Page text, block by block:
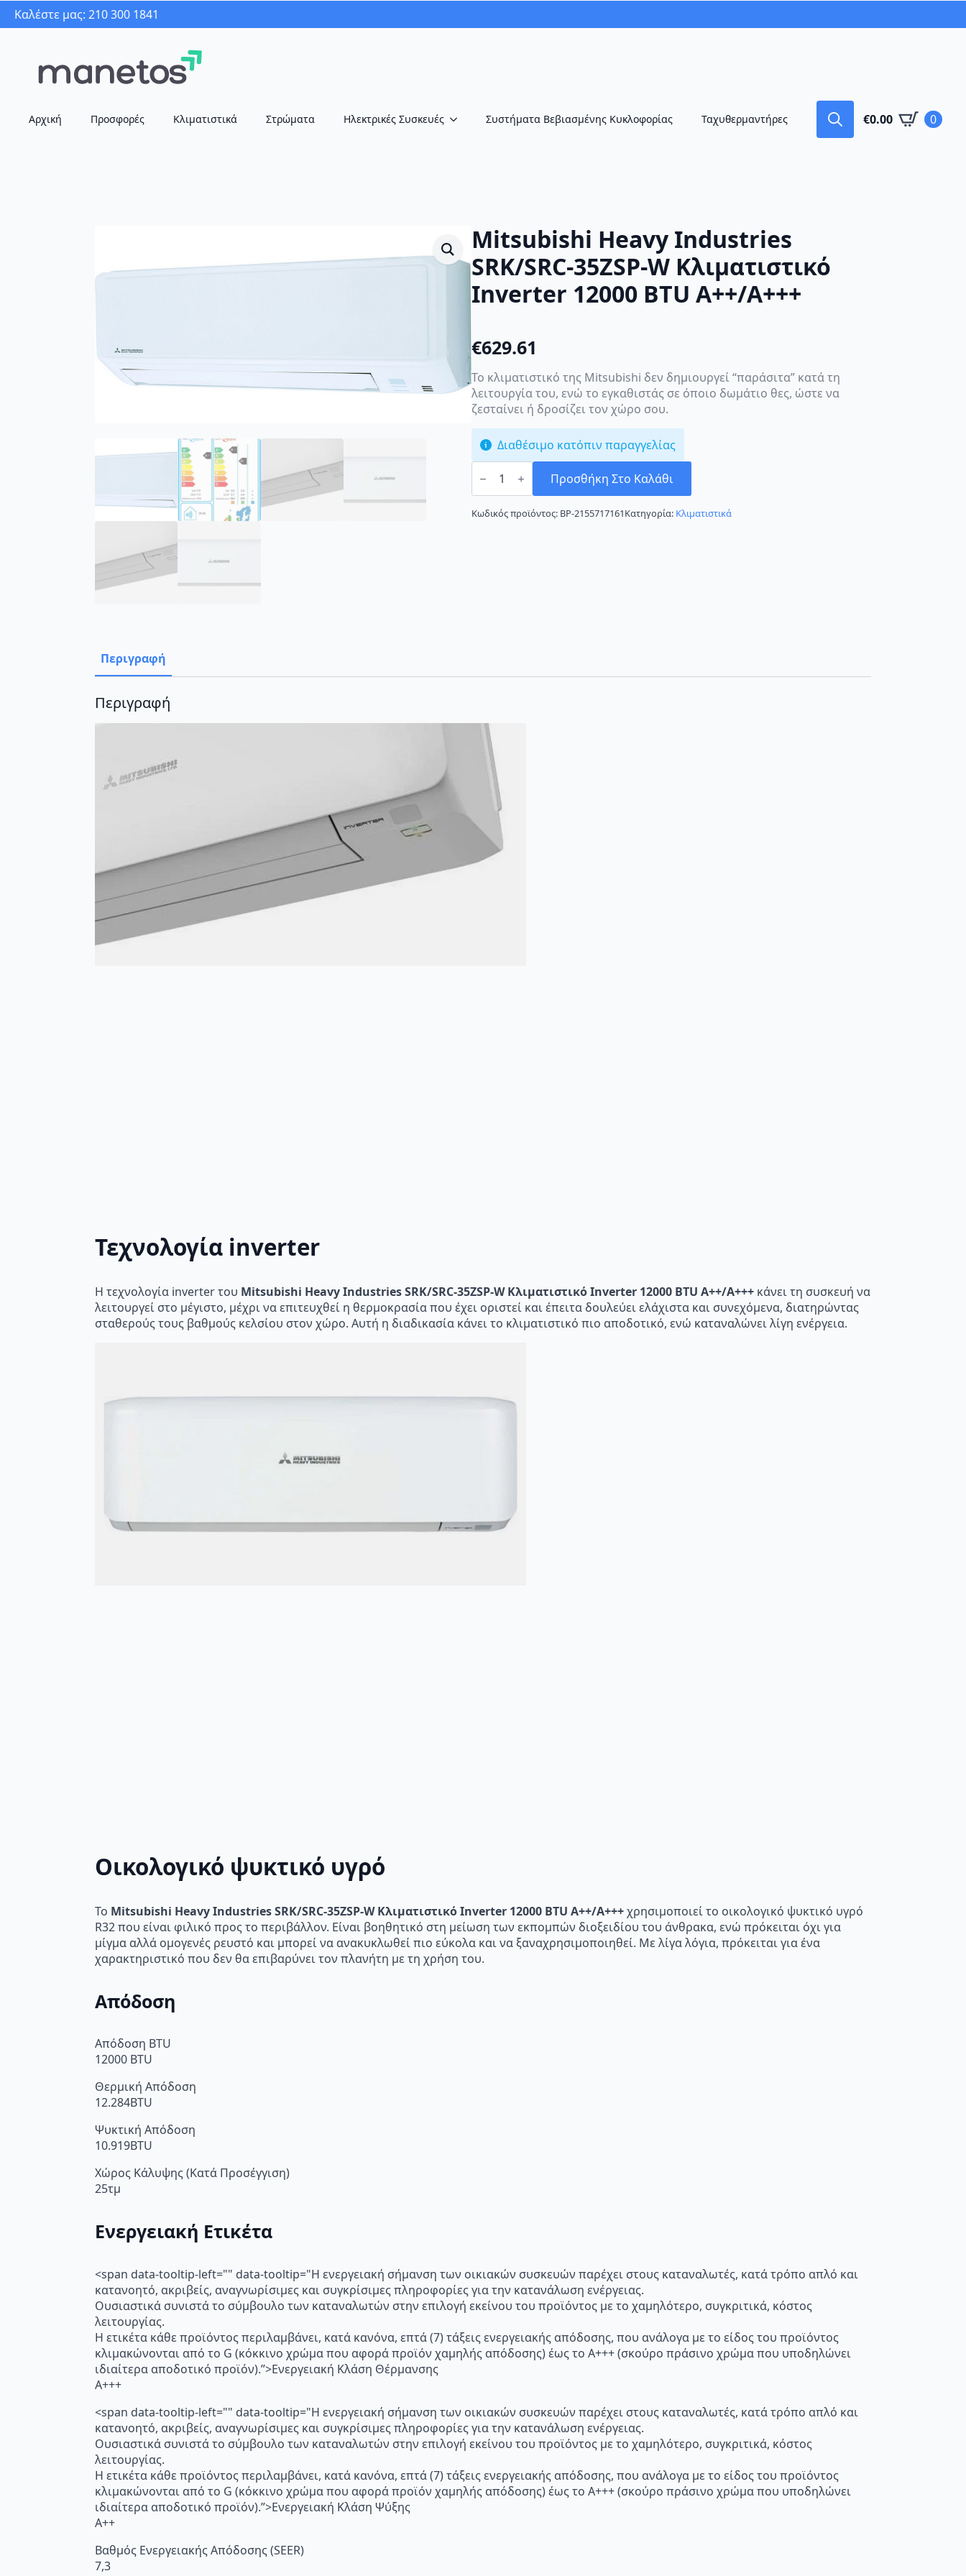
Καλέστε μας: 210 300 1841
Αρχική Προσφορές Κλιματιστικά Στρώματα Ηλεκτρικές Συσκευές Συστήματα Βεβιασμένης Κυκλοφορίας Ταχυθερμαντήρες €0.00 0
Mitsubishi Heavy Industries
SRK/SRC-35ZSP-W Κλιματιστικό
Inverter 12000 BTU A++/A+++
€629.61
Το κλιματιστικό της Mitsubishi δεν δημιουργεί “παράσιτα” κατά τη
λειτουργία του, ενώ το εγκαθιστάς σε όποιο δωμάτιο θες, ώστε να
ζεσταίνει ή δροσίζει τον χώρο σου.
Διαθέσιμο κατόπιν παραγγελίας
Mitsubishi
Heavy
SRK/SRC-
35ZSP-
Προσθήκη Στο Καλάθι
Κωδικός προϊόντος: BP-2155717161Κατηγορία: Κλιματιστικά
Περιγραφή
Περιγραφή
Τεχνολογία inverter
Η τεχνολογία inverter του Mitsubishi Heavy Industries SRK/SRC-35ZSP-W Κλιματιστικό Inverter 12000 BTU A++/A+++ κάνει τη συσκευή να
λειτουργεί στο μέγιστο, μέχρι να επιτευχθεί η θερμοκρασία που έχει οριστεί και έπειτα δουλεύει ελάχιστα και συνεχόμενα, διατηρώντας
σταθερούς τους βαθμούς κελσίου στον χώρο. Αυτή η διαδικασία κάνει το κλιματιστικό πιο αποδοτικό, ενώ καταναλώνει λίγη ενέργεια.
Οικολογικό ψυκτικό υγρό
Το Mitsubishi Heavy Industries SRK/SRC-35ZSP-W Κλιματιστικό Inverter 12000 BTU A++/A+++χρησιμοποιεί το οικολογικό ψυκτικό υγρό
R32 που είναι φιλικό προς το περιβάλλον. Είναι βοηθητικό στη μείωση των εκπομπών διοξειδίου του άνθρακα, ενώ πρόκειται όχι για
μίγμα αλλά ομογενές ρευστό και μπορεί να ανακυκλωθεί πιο εύκολα και να ξαναχρησιμοποιηθεί. Με λίγα λόγια, πρόκειται για ένα
χαρακτηριστικό που δεν θα επιβαρύνει τον πλανήτη με τη χρήση του.
Απόδοση
Απόδοση BTU
12000 BTU
Θερμική Απόδοση
12.284BTU
Ψυκτική Απόδοση
10.919BTU
Χώρος Κάλυψης (Κατά Προσέγγιση)
25τμ
Ενεργειακή Ετικέτα
<span data-tooltip-left="" data-tooltip="Η ενεργειακή σήμανση των οικιακών συσκευών παρέχει στους καταναλωτές, κατά τρόπο απλό και
κατανοητό, ακριβείς, αναγνωρίσιμες και συγκρίσιμες πληροφορίες για την κατανάλωση ενέργειας.
Ουσιαστικά συνιστά το σύμβουλο των καταναλωτών στην επιλογή εκείνου του προϊόντος με το χαμηλότερο, συγκριτικά, κόστος
λειτουργίας.
Η ετικέτα κάθε προϊόντος περιλαμβάνει, κατά κανόνα, επτά (7) τάξεις ενεργειακής απόδοσης, που ανάλογα με το είδος του προϊόντος
κλιμακώνονται από το G (κόκκινο χρώμα που αφορά προϊόν χαμηλής απόδοσης) έως το Α+++ (σκούρο πράσινο χρώμα που υποδηλώνει
ιδιαίτερα αποδοτικό προϊόν).”>Ενεργειακή Κλάση Θέρμανσης
A+++
<span data-tooltip-left="" data-tooltip="Η ενεργειακή σήμανση των οικιακών συσκευών παρέχει στους καταναλωτές, κατά τρόπο απλό και
κατανοητό, ακριβείς, αναγνωρίσιμες και συγκρίσιμες πληροφορίες για την κατανάλωση ενέργειας.
Ουσιαστικά συνιστά το σύμβουλο των καταναλωτών στην επιλογή εκείνου του προϊόντος με το χαμηλότερο, συγκριτικά, κόστος
λειτουργίας.
Η ετικέτα κάθε προϊόντος περιλαμβάνει, κατά κανόνα, επτά (7) τάξεις ενεργειακής απόδοσης, που ανάλογα με το είδος του προϊόντος
κλιμακώνονται από το G (κόκκινο χρώμα που αφορά προϊόν χαμηλής απόδοσης) έως το Α+++ (σκούρο πράσινο χρώμα που υποδηλώνει
ιδιαίτερα αποδοτικό προϊόν).”>Ενεργειακή Κλάση Ψύξης
A++
Βαθμός Ενεργειακής Απόδοσης (SEER)
7,3